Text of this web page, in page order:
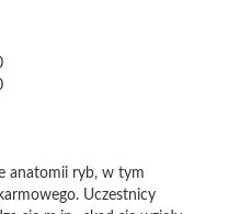
anatomii ryb, w tym
Uczestnicy